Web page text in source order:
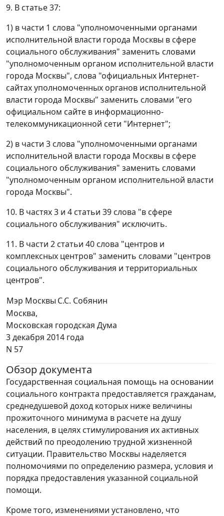
9. В статье 37:
1) в части 1 слова "уполномоченными органами
исполнительной власти города Москвы в сфере
социального обслуживания" заменить словами
"уполномоченным органом исполнительной власти
города Москвы", слова "официальных Интернет-
сайтах уполномоченных органов исполнительной
власти города Москвы" заменить словами "его
официальном сайте в информационно-
телекоммуникационной сети "Интернет";
2) в части 3 слова "уполномоченными органами
исполнительной власти города Москвы в сфере
социального обслуживания" заменить словами
"уполномоченным органом исполнительной власти
города Москвы".
10. В частях 3 и 4 статьи 39 слова "в сфере
социального обслуживания" исключить.
11. В части 2 статьи 40 слова "центров и
комплексных центров" заменить словами "центров
социального обслуживания и территориальных
центров".
Мэр Москвы С.С. Собянин
Москва,
Московская городская Дума
3 декабря 2014 года
N 57
Обзор документа
Государственная социальная помощь на основании
социального контракта предоставляется гражданам,
среднедушевой доход которых ниже величины
прожиточного минимума в расчете на душу
населения, в целях стимулирования их активных
действий по преодолению трудной жизненной
ситуации. Правительство Москвы наделяется
полномочиями по определению размера, условия и
порядка предоставления указанной социальной
помощи.
Кроме того, изменениями установлено, что